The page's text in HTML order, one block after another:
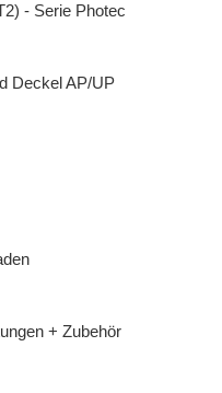
- Serie Photec
Deckel AP/UP
+ Zubehör